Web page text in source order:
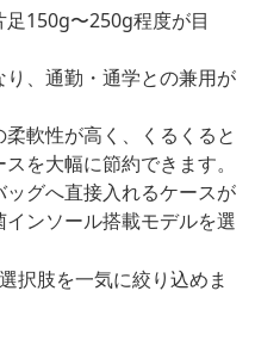
足150g〜250g程度が目
、通勤・通学との兼用が
柔軟性が高く、くるくると
を大幅に節約できます。
ッグへ直接入れるケースが
ンソール搭載モデルを選
択肢を一気に絞り込めま